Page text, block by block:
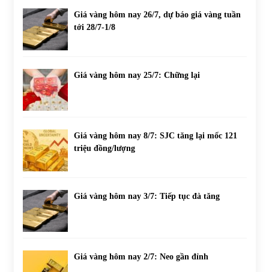
Giá vàng hôm nay 26/7, dự báo giá vàng tuần
tới 28/7-1/8
Giá vàng hôm nay 25/7: Chững lại
Giá vàng hôm nay 8/7: SJC tăng lại mốc 121
triệu đồng/lượng
Giá vàng hôm nay 3/7: Tiếp tục đà tăng
Giá vàng hôm nay 2/7: Neo gần đỉnh